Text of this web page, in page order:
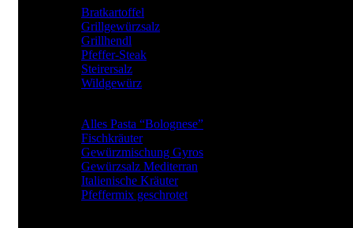
Bratkartoffel
Grillgewürzsalz
Grillhendl
Pfeffer-Steak
Steirersalz
Wildgewürz
Alles Pasta “Bolognese”
Fischkräuter
Gewürzmischung Gyros
Gewürzsalz Mediterran
Italienische Kräuter
Pfeffermix geschrotet